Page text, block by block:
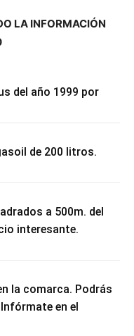
LA INFORMACIÓN
del año 1999 por
de 200 litros.
a 500m. del
interesante.
la comarca. Podrás
en el